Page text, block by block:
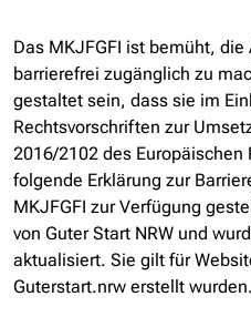
Das MKJFGFI ist bemüht,
barrierefrei zugänglich zu
gestaltet sein, dass sie im
Rechtsvorschriften zur
2016/2102 des Europäischen
folgende Erklärung zur
MKJFGFI zur Verfügung
von Guter Start NRW und
aktualisiert. Sie gilt für
Guterstart.nrw erstellt wurden.